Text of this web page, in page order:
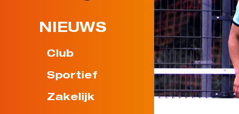
NIEUWS
Club
Sportief
Zakelijk